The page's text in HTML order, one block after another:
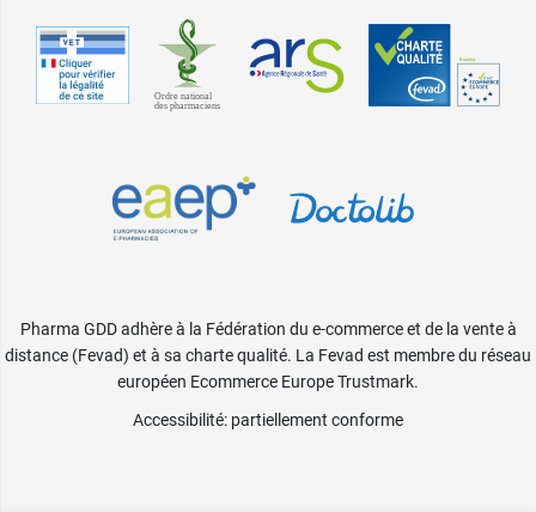
Pharma GDD adhère à la Fédération du e-commerce et de la vente à
distance (Fevad) et à sa charte qualité. La Fevad est membre du réseau
européen Ecommerce Europe Trustmark.
Accessibilité: partiellement conforme